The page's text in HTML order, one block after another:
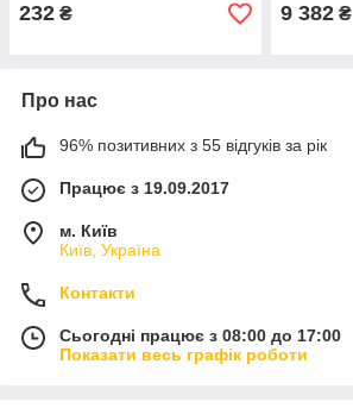
232 ₴ 9 382 ₴
Про нас
96% позитивних з 55 відгуків за рік
Працює з 19.09.2017
м. Київ
Київ, Україна
Контакти
Сьогодні працює з 08:00 до 17:00
Показати весь графік роботи